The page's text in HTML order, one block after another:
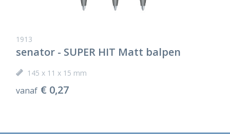
1913
senator - SUPER HIT Matt balpen
145 x 11 x 15 mm
vanaf € 0,27